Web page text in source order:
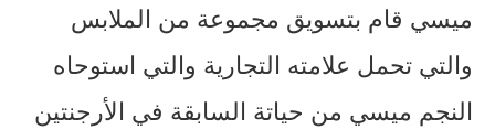
ميسي قام بتسويق مجموعة من الملابس
والتي تحمل علامته التجارية والتي استوحاه
النجم ميسي من حياتة السابقة في الأرجنتين